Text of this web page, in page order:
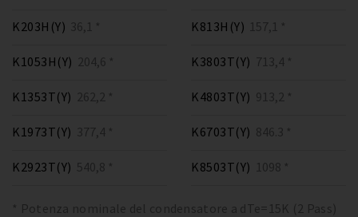
K203H(Y) 36,1 * K813H(Y) 157,1 *
K1053H(Y) 204,6 *
K1353T(Y) 262,2 *
K1973T(Y) 377,4 *
K2923T(Y) 540,8 *
K3803T(Y) 713,4 *
K4803T(Y) 913,2 *
K6703T(Y) 846.3 *
K8503T(Y) 1098 *
* Potenza nominale del condensatore a dTe=15K (2 Pass)